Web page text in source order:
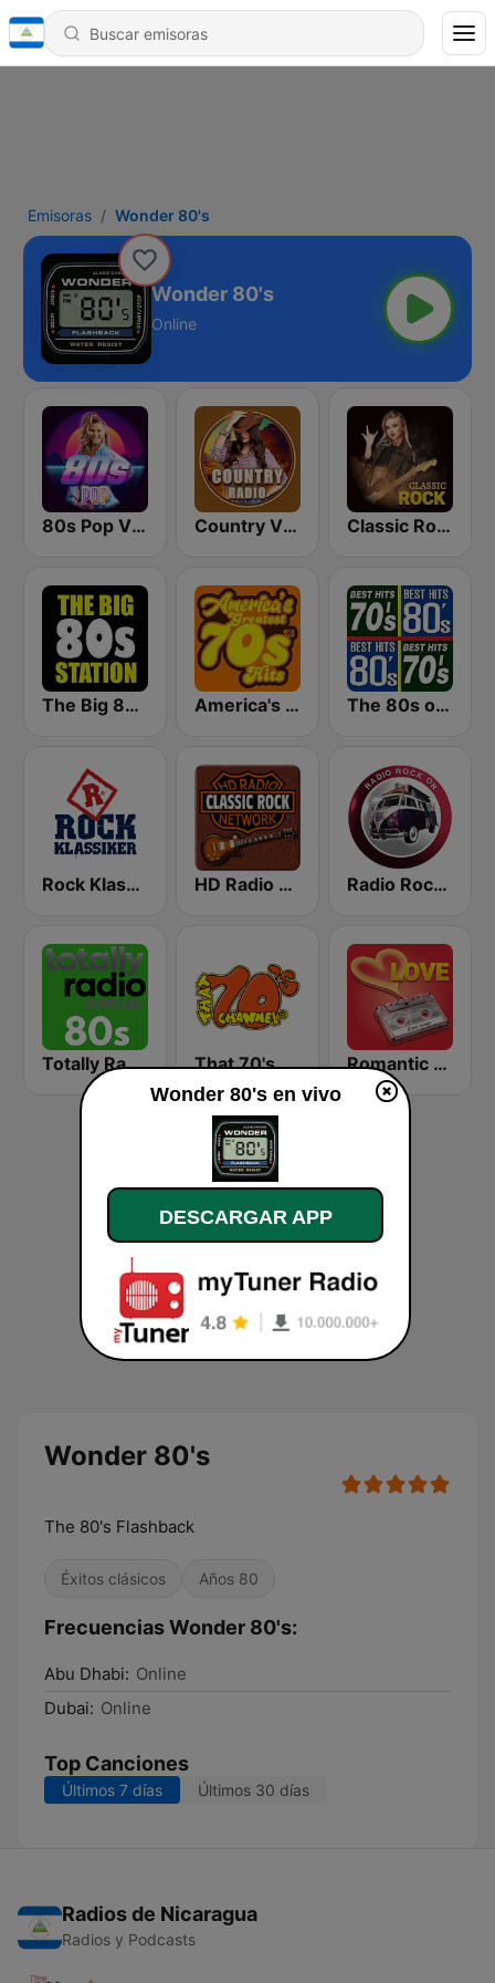
Emisoras Wonder 80's
Wonder 80's
Online
80s Pop Vibes Country Vibes Classic Rock Station
The Big 80s Station America's Greatest 70s Hits The 80s on the 80s
Rock Klassiker HD Radio - Classic Rock Radio Rock On
Totally Radio 80s That 70's Channel Romantic Vibes
Wonder 80's
The 80's Flashback
Éxitos clásicos Años 80
Frecuencias Wonder 80's:
Abu Dhabi: Online
Dubai: Online
Top Canciones
Últimos 7 días Últimos 30 días
Radios de Nicaragua
Radios y Podcasts
Wonder 80's en vivo
DESCARGAR APP